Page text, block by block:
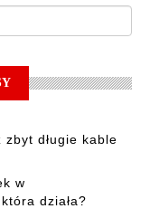
długie kable
w
działa?